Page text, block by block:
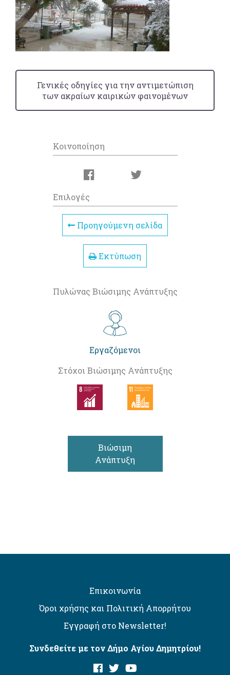
Γενικές οδηγίες για την αντιμετώπιση
των ακραίων καιρικών φαινομένων
Κοινοποίηση
Επιλογές
Προηγούμενη σελίδα
Εκτύπωση
Πυλώνας Βιώσιμης Ανάπτυξης
Εργαζόμενοι
Στόχοι Βιώσιμης Ανάπτυξης
Βιώσιμη
Ανάπτυξη
Επικοινωνία
Όροι χρήσης και Πολιτική Απορρήτου
Εγγραφή στο Newsletter!
Συνδεθείτε με τον Δήμο Αγίου Δημητρίου!